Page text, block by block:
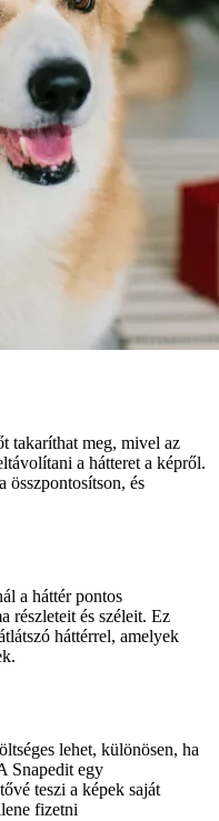
takaríthat meg, mivel az
a hátteret a képről.
összpontosítson, és
a háttér pontos
részleteit és széleit. Ez
háttérrel, amelyek
lehet, különösen, ha
Snapedit egy
teszi a képek saját
fizetni